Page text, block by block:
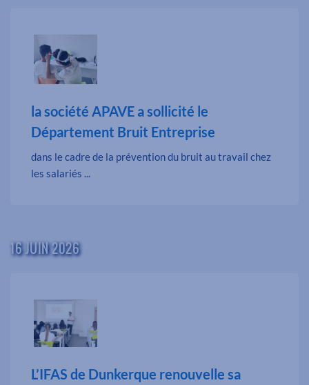
la société APAVE a sollicité le
Département Bruit Entreprise
dans le cadre de la prévention du bruit au travail chez
les salariés ...
16 JUIN 2026
L’IFAS de Dunkerque renouvelle sa